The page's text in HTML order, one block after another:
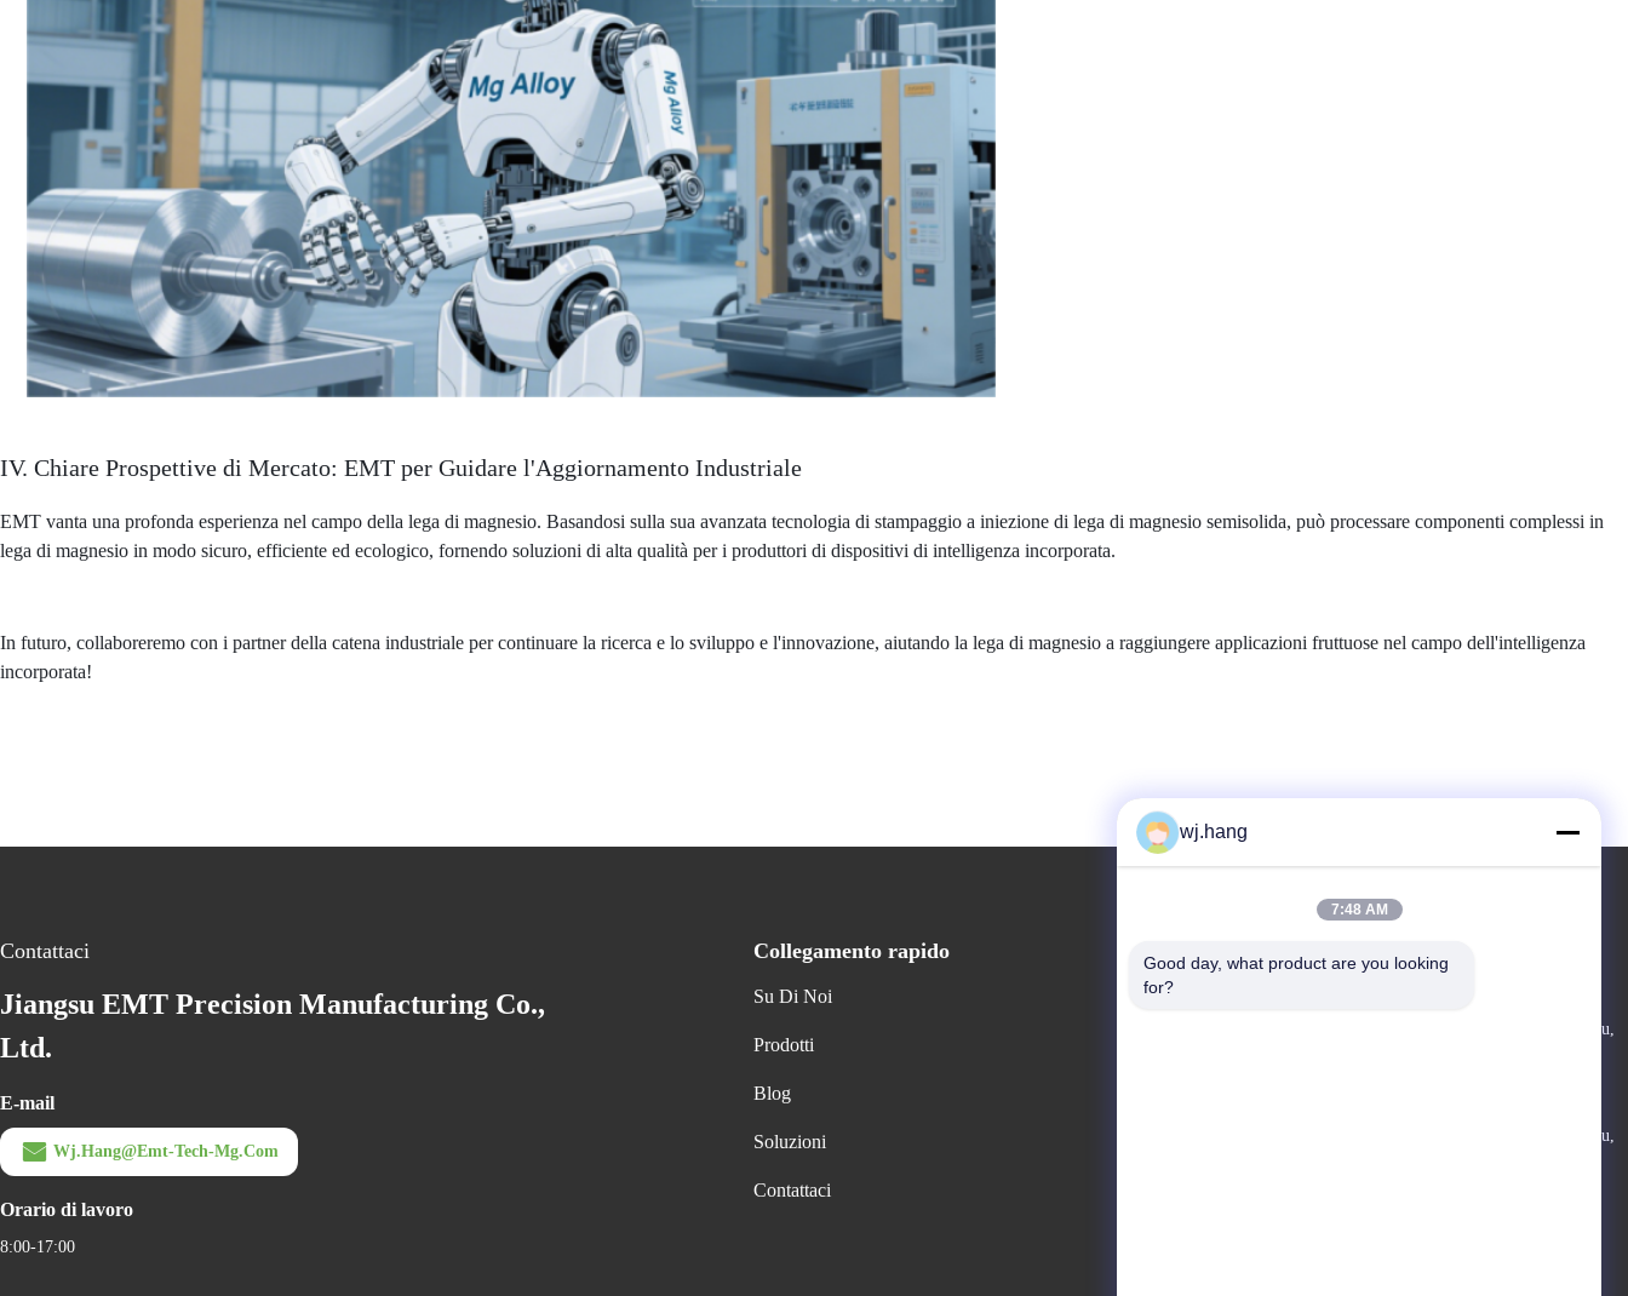
IV. Chiare Prospettive di Mercato: EMT per Guidare l'Aggiornamento Industriale
EMT vanta una profonda esperienza nel campo della lega di magnesio. Basandosi sulla sua avanzata tecnologia di stampaggio a iniezione di lega di magnesio semisolida, può processare componenti complessi in
lega di magnesio in modo sicuro, efficiente ed ecologico, fornendo soluzioni di alta qualità per i produttori di dispositivi di intelligenza incorporata.
In futuro, collaboreremo con i partner della catena industriale per continuare la ricerca e lo sviluppo e l'innovazione, aiutando la lega di magnesio a raggiungere applicazioni fruttuose nel campo dell'intelligenza
incorporata!
Contattaci
Jiangsu EMT Precision Manufacturing Co.,
Ltd.
E-mail
Wj.hang@emt-Tech-Mg.com
Orario di lavoro
8:00-17:00
Collegamento rapido
Su Di Noi
Prodotti
Blog
Soluzioni
Contattaci
Il nostro indirizzo
Indirizzo di società
No. 6-1 Jieke Road, Qiting Street, città di Yixing, provincia del Jiangsu,
No. 6-1 Jieke Road, Qiting Street, città di Yixing, provincia del Jiangsu,
wj.hang
7:48 AM
Good day, what product are you looking
for?